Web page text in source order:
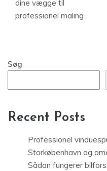
dine vægge til
professionel maling
Søg
Recent Posts
Professionel
Storkøbenhavn og
Sådan fungerer